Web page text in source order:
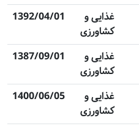
غذایی و
کشاورزی
1392/04/01
غذایی و
کشاورزی
1387/09/01
غذایی و
کشاورزی
1400/06/05